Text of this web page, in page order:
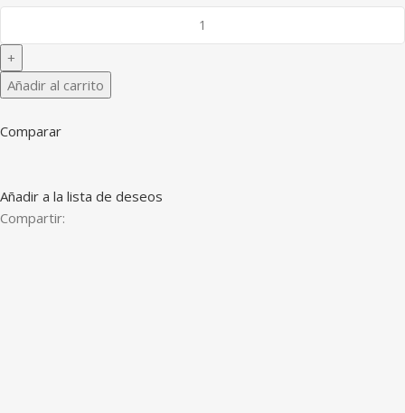
Añadir al carrito
Comparar
Añadir a la lista de deseos
Compartir: